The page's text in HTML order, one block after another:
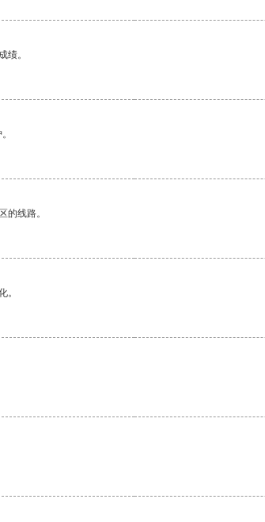
绩。
的线路。
。